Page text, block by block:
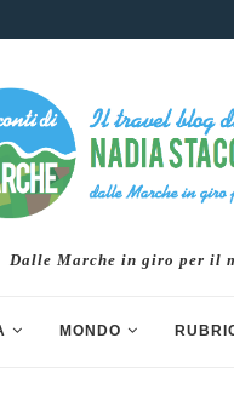
Dalle Marche in giro per il
MONDO